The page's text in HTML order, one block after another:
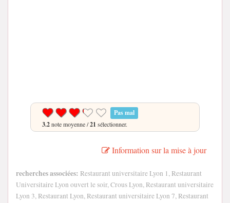
Pas mal
3.2note moyenne /21 sélectionner.
Information sur la mise à jour
recherches associées: Restaurant universitaire Lyon 1, Restaurant
Universitaire Lyon ouvert le soir, Crous Lyon, Restaurant universitaire
Lyon 3, Restaurant Lyon, Restaurant universitaire Lyon 7, Restaurant